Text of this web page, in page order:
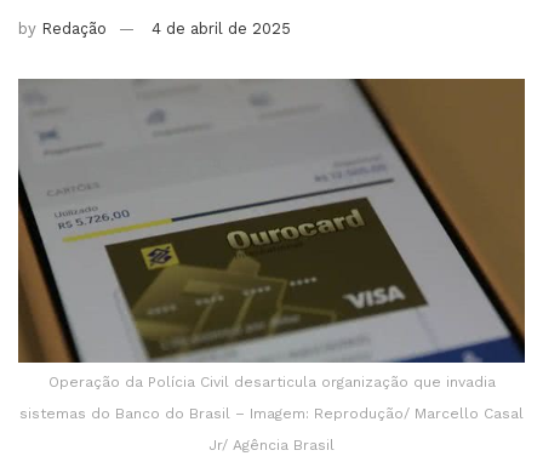
by Redação 4 de abril de 2025
Operação da Polícia Civil desarticula organização que invadia
sistemas do Banco do Brasil – Imagem: Reprodução/ Marcello Casal
Jr/ Agência Brasil